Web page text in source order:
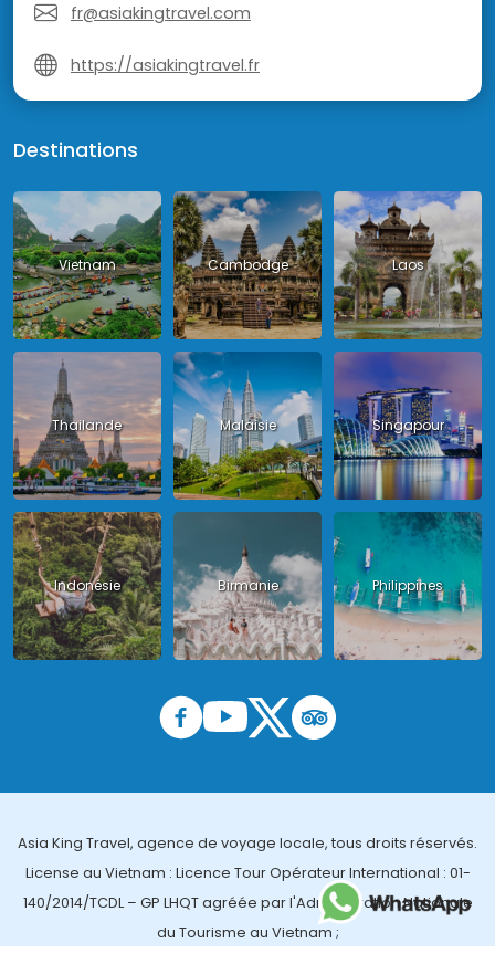
fr@asiakingtravel.com
https://asiakingtravel.fr
Destinations
Vietnam Cambodge Laos
Thailande Malaisie Singapour
Indonésie Birmanie Philippines
Asia King Travel, agence de voyage locale, tous droits réservés.
License au Vietnam : Licence Tour Opérateur International : 01-
140/2014/TCDL – GP LHQT agréée par l'Administration Nationale
du Tourisme au Vietnam ;